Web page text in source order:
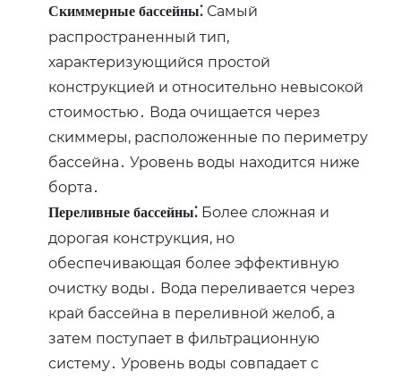
Скиммерные бассейны⁚ Самый
распространенный тип,
характеризующийся простой
конструкцией и относительно невысокой
стоимостью․ Вода очищается через
скиммеры, расположенные по периметру
бассейна․ Уровень воды находится ниже
борта․
Переливные бассейны⁚ Более сложная и
дорогая конструкция, но
обеспечивающая более эффективную
очистку воды․ Вода переливается через
край бассейна в переливной желоб, а
затем поступает в фильтрационную
систему․ Уровень воды совпадает с